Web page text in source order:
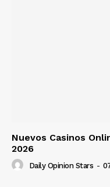
Nuevos Casinos
2026
Daily Opinion Stars -